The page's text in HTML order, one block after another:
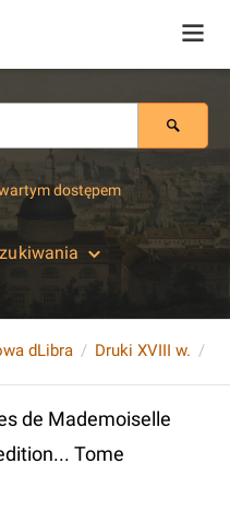
dostępem
dLibra Druki XVIII w.
de Mademoiselle
Tome